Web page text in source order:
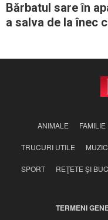
Bărbatul sare în
a salva de la înec
ANIMALE FAMILIE
TRUCURI UTILE
SPORT REŢETE ŞI
TERMENI